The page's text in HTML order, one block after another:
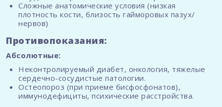
Сложные анатомические условия (низкая
плотность кости, близость гайморовых пазух/
нервов)
Противопоказания:
Абсолютные:
Неконтролируемый диабет, онкология, тяжелые
сердечно-сосудистые патологии.
Остеопороз (при приеме бисфосфонатов),
иммунодефициты, психические расстройства.